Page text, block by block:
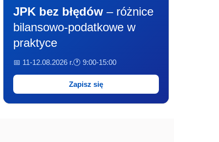
JPK bez błędów – różnice
bilansowo-podatkowe w
praktyce
📅 11-12.08.2026 r.🕐 9:00-15:00
Zapisz się